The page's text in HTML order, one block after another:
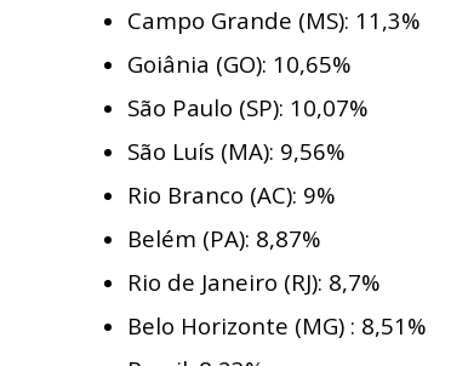
Campo Grande (MS): 11,3%
Goiânia (GO): 10,65%
São Paulo (SP): 10,07%
São Luís (MA): 9,56%
Rio Branco (AC): 9%
Belém (PA): 8,87%
Rio de Janeiro (RJ): 8,7%
Belo Horizonte (MG) : 8,51%